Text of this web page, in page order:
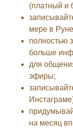
(платный и
мере в
полностью
больше
для
эфиры;
на месяц